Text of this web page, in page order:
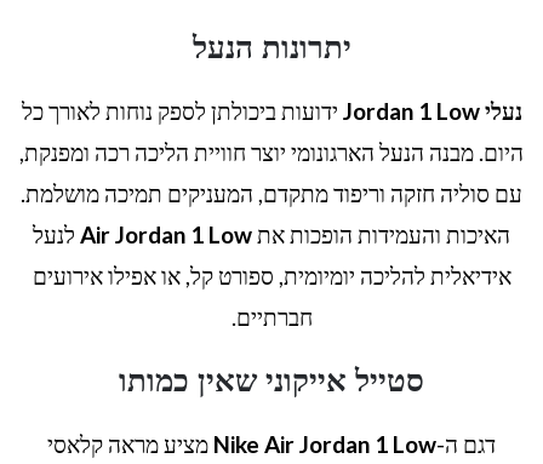
יתרונות הנעל
נעלי Jordan 1 Low
ידועות ביכולתן לספק נוחות לאורך כל
היום. מבנה הנעל הארגונומי יוצר חוויית הליכה רכה ומפנקת,
עם סוליה חזקה וריפוד מתקדם, המעניקים תמיכה מושלמת.
האיכות והעמידות הופכות אתAir Jordan 1 Low לנעל
אידיאלית להליכה יומיומית, ספורט קל, או אפילו אירועים
חברתיים.
סטייל אייקוני שאין כמותו
דגם ה-Nike Air Jordan 1 Low מציע מראה קלאסי